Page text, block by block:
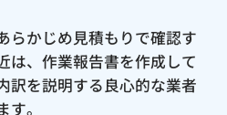
らかじめ見積もりで確認す
は、作業報告書を作成して
訳を説明する良心的な業者
。